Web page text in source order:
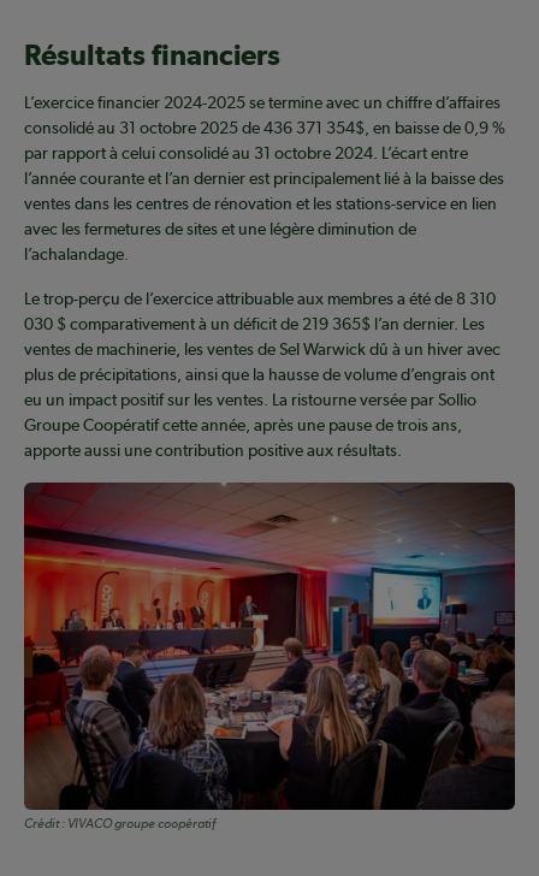
Résultats financiers
L’exercice financier 2024-2025 se termine avec un chiffre d’affaires
consolidé au 31 octobre 2025 de 436 371 354$, en baisse de 0,9 %
par rapport à celui consolidé au 31 octobre 2024. L’écart entre
l’année courante et l’an dernier est principalement lié à la baisse des
ventes dans les centres de rénovation et les stations-service en lien
avec les fermetures de sites et une légère diminution de
l’achalandage.
Le trop-perçu de l’exercice attribuable aux membres a été de 8 310
030 $ comparativement à un déficit de 219 365$ l’an dernier. Les
ventes de machinerie, les ventes de Sel Warwick dû à un hiver avec
plus de précipitations, ainsi que la hausse de volume d’engrais ont
eu un impact positif sur les ventes. La ristourne versée par Sollio
Groupe Coopératif cette année, après une pause de trois ans,
apporte aussi une contribution positive aux résultats.
Crédit : VIVACO groupe coopératif